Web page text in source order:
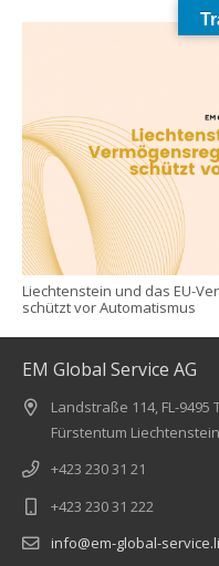
Liechtenstein und das EU-
schützt vor Automatismus
EM Global Service AG
Landstraße 114, FL-9495
Fürstentum Liechtenstein
+423 230 31 21
+423 230 31 222
info@em-global-service.li